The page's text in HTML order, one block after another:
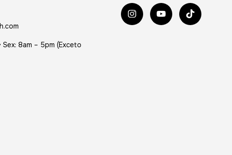
Sex: 8am – 5pm (Exceto